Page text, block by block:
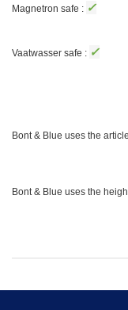
Magnetron safe : ✓
Vaatwasser safe : ✓
Bont & Blue uses the
Bont & Blue uses the